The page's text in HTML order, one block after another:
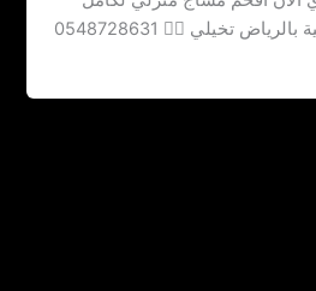
الجسم في حي المونسية بالرياض ‏‪0548728631 💆‍♀️ تخيلي